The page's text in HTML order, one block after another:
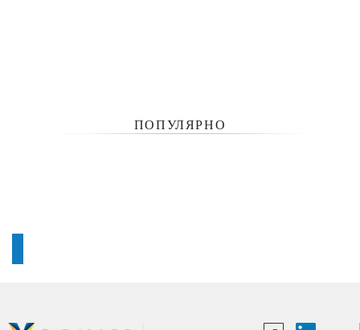
ПОПУЛЯРНО